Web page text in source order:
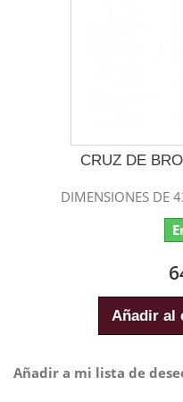
CRUZ DE
DIMENSIONES DE
Añadir al
Añadir a mi lista de